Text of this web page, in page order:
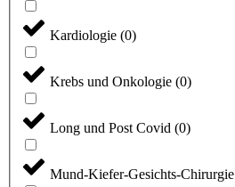
Kardiologie (0)
Krebs und Onkologie (0)
Long und Post Covid (0)
Mund-Kiefer-Gesichts-Chirurgie